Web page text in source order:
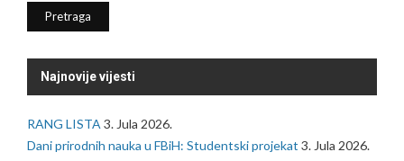
Najnovije vijesti
RANG LISTA 3. Jula 2026.
Dani prirodnih nauka u FBiH: Studentski projekat 3. Jula 2026.